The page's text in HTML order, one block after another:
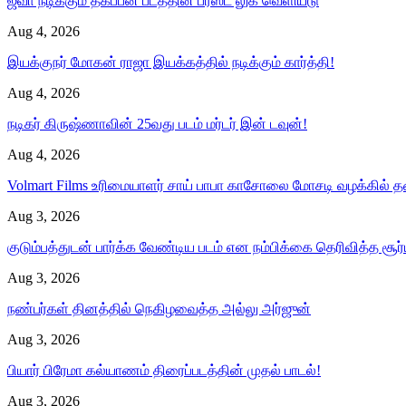
Aug 4, 2026
இயக்குநர் மோகன் ராஜா இயக்கத்தில் நடிக்கும் கார்த்தி!
Aug 4, 2026
நடிகர் கிருஷ்ணாவின் 25வது படம் மர்டர் இன் டவுன்!
Aug 4, 2026
Volmart Films உரிமையாளர் சாய் பாபா காசோலை மோசடி
Aug 3, 2026
குடும்பத்துடன் பார்க்க வேண்டிய படம் என நம்பிக்கை தெரிவித்த
Aug 3, 2026
நண்பர்கள் தினத்தில் நெகிழவைத்த அல்லு அர்ஜுன்
Aug 3, 2026
பியார் பிரேமா கல்யாணம் திரைப்படத்தின் முதல் பாடல்!
Aug 3, 2026